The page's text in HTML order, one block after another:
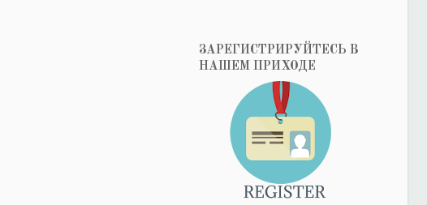
ЗАРЕГИСТРИРУЙТЕСЬ В
НАШЕМ ПРИХОДЕ